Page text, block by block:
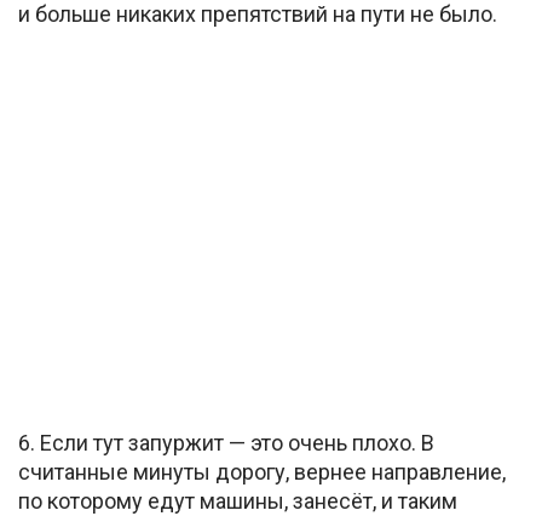
и больше никаких препятствий на пути не было.
6. Если тут запуржит — это очень плохо. В
считанные минуты дорогу, вернее направление,
по которому едут машины, занесёт, и таким